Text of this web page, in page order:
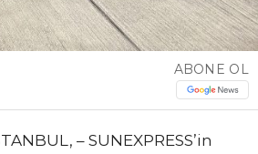
ABONE OL
– SUNEXPRESS’in